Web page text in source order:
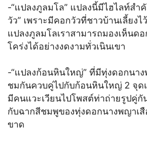
-“แปลงภูลมโล” แปลงนี้มีไฮไลท์สำ
วัว” เพราะมีคอกวัวที่ชาวบ้านเลี้ยง
แปลงภูลมโลเราสามารถมองเห็นด
โคร่งได้อย่างงดงามทั่วเนินเขา
-“แปลงก้อนหินใหญ่” ที่มีทุ่งดอกนาง
ชมกันควบคู่ไปกับก้อนหินใหญ่ 2 จุด
มีคนแวะเวียนไปโพสต์ท่าถ่ายรูปคู่กั
กับฉากสีชมพูของทุ่งดอกนางพญาเสื
ขาด